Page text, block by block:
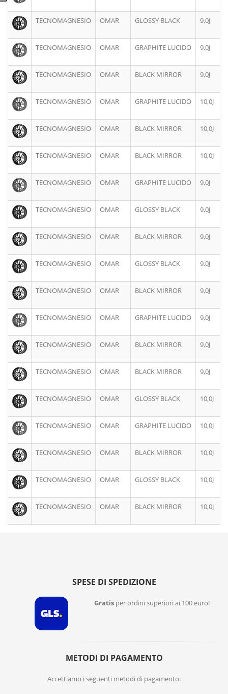
TECNOMAGNESIO OMAR GLOSSY BLACK 9,0J
TECNOMAGNESIO OMAR GRAPHITE LUCIDO 9,0J
TECNOMAGNESIO OMAR BLACK MIRROR 9,0J
TECNOMAGNESIO OMAR GRAPHITE LUCIDO 10,0J
TECNOMAGNESIO OMAR BLACK MIRROR 10,0J
TECNOMAGNESIO OMAR BLACK MIRROR 10,0J
TECNOMAGNESIO OMAR GRAPHITE LUCIDO 9,0J
TECNOMAGNESIO OMAR GLOSSY BLACK 9,0J
TECNOMAGNESIO OMAR BLACK MIRROR 9,0J
TECNOMAGNESIO OMAR GLOSSY BLACK 9,0J
TECNOMAGNESIO OMAR BLACK MIRROR 9,0J
TECNOMAGNESIO OMAR GRAPHITE LUCIDO 9,0J
TECNOMAGNESIO OMAR BLACK MIRROR 9,0J
TECNOMAGNESIO OMAR BLACK MIRROR 9,0J
TECNOMAGNESIO OMAR GLOSSY BLACK 10,0J
TECNOMAGNESIO OMAR GRAPHITE LUCIDO 10,0J
TECNOMAGNESIO OMAR BLACK MIRROR 10,0J
TECNOMAGNESIO OMAR GLOSSY BLACK 10,0J
TECNOMAGNESIO OMAR BLACK MIRROR 10,0J
SPESE DI SPEDIZIONE
Gratis per ordini superiori ai 100 euro!
METODI DI PAGAMENTO
Accettiamo i seguenti metodi di pagamento: